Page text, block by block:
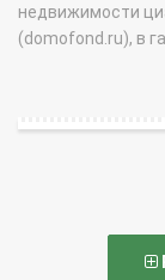
недвижимости
(domofond.ru), в